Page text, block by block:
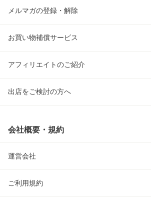
メルマガの登録・解除
お買い物補償サービス
アフィリエイトのご紹介
出店をご検討の方へ
会社概要・規約
運営会社
ご利用規約